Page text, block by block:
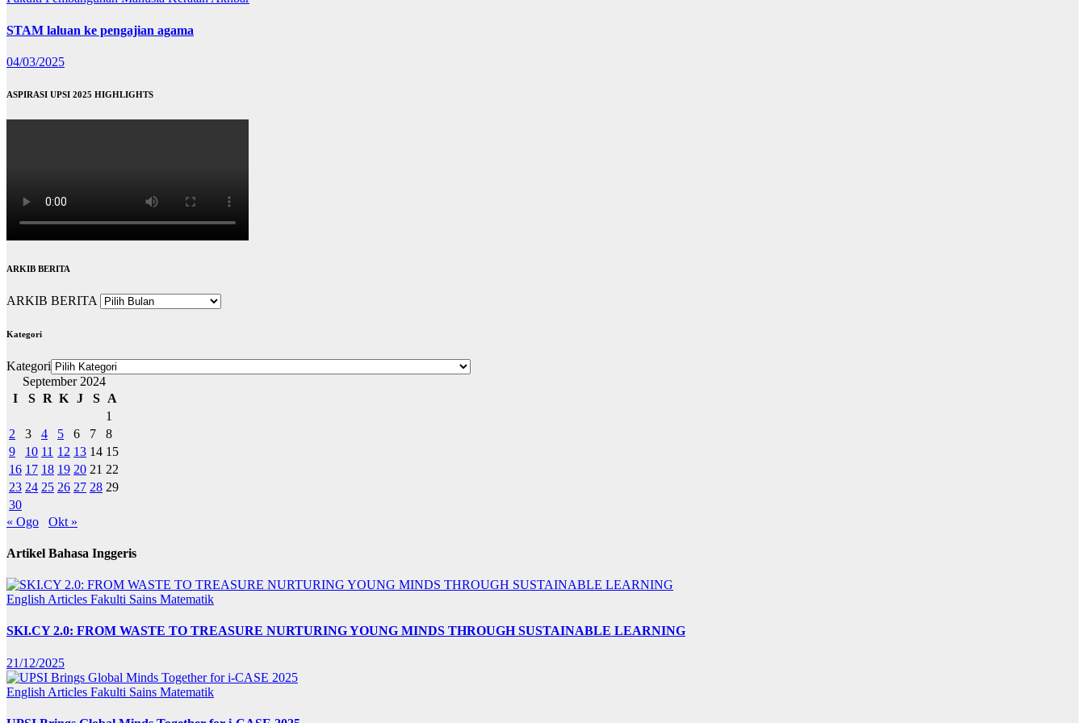
STAM laluan ke pengajian agama
04/03/2025
ASPIRASI UPSI 2025 HIGHLIGHTS
ARKIB BERITA
ARKIB BERITA
Kategori
Kategori
September 2024
I
S R K J S
A
1
2
3 4 5 6 7
8
9
10 11 12 13 14 15
16 17 18 19 20 21 22
23 24 25 26 27 28 29
30
« Ogo
Okt »
Artikel Bahasa Inggeris
English Articles Fakulti Sains Matematik
SKI.CY 2.0: FROM WASTE TO TREASURE NURTURING YOUNG MINDS THROUGH SUSTAINABLE LEARNING
21/12/2025
English Articles Fakulti Sains Matematik